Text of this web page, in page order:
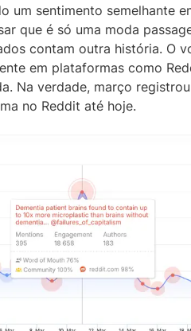
um sentimento semelhante
que é só uma moda
contam outra história. O
em plataformas como
Na verdade, março
no Reddit até hoje.